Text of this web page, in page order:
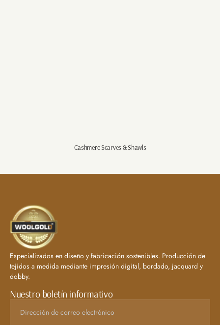
Cashmere Scarves & Shawls
Especializados en diseño y fabricación sostenibles. Producción de
tejidos a medida mediante impresión digital, bordado, jacquard y
dobby.
Nuestro boletín informativo